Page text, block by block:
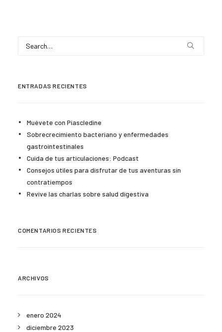
ENTRADAS RECIENTES
Muévete con Piascledine
Sobrecrecimiento bacteriano y enfermedades
gastrointestinales
Cuida de tus articulaciones: Podcast
Consejos útiles para disfrutar de tus aventuras sin
contratiempos
Revive las charlas sobre salud digestiva
COMENTARIOS RECIENTES
ARCHIVOS
enero 2024
diciembre 2023